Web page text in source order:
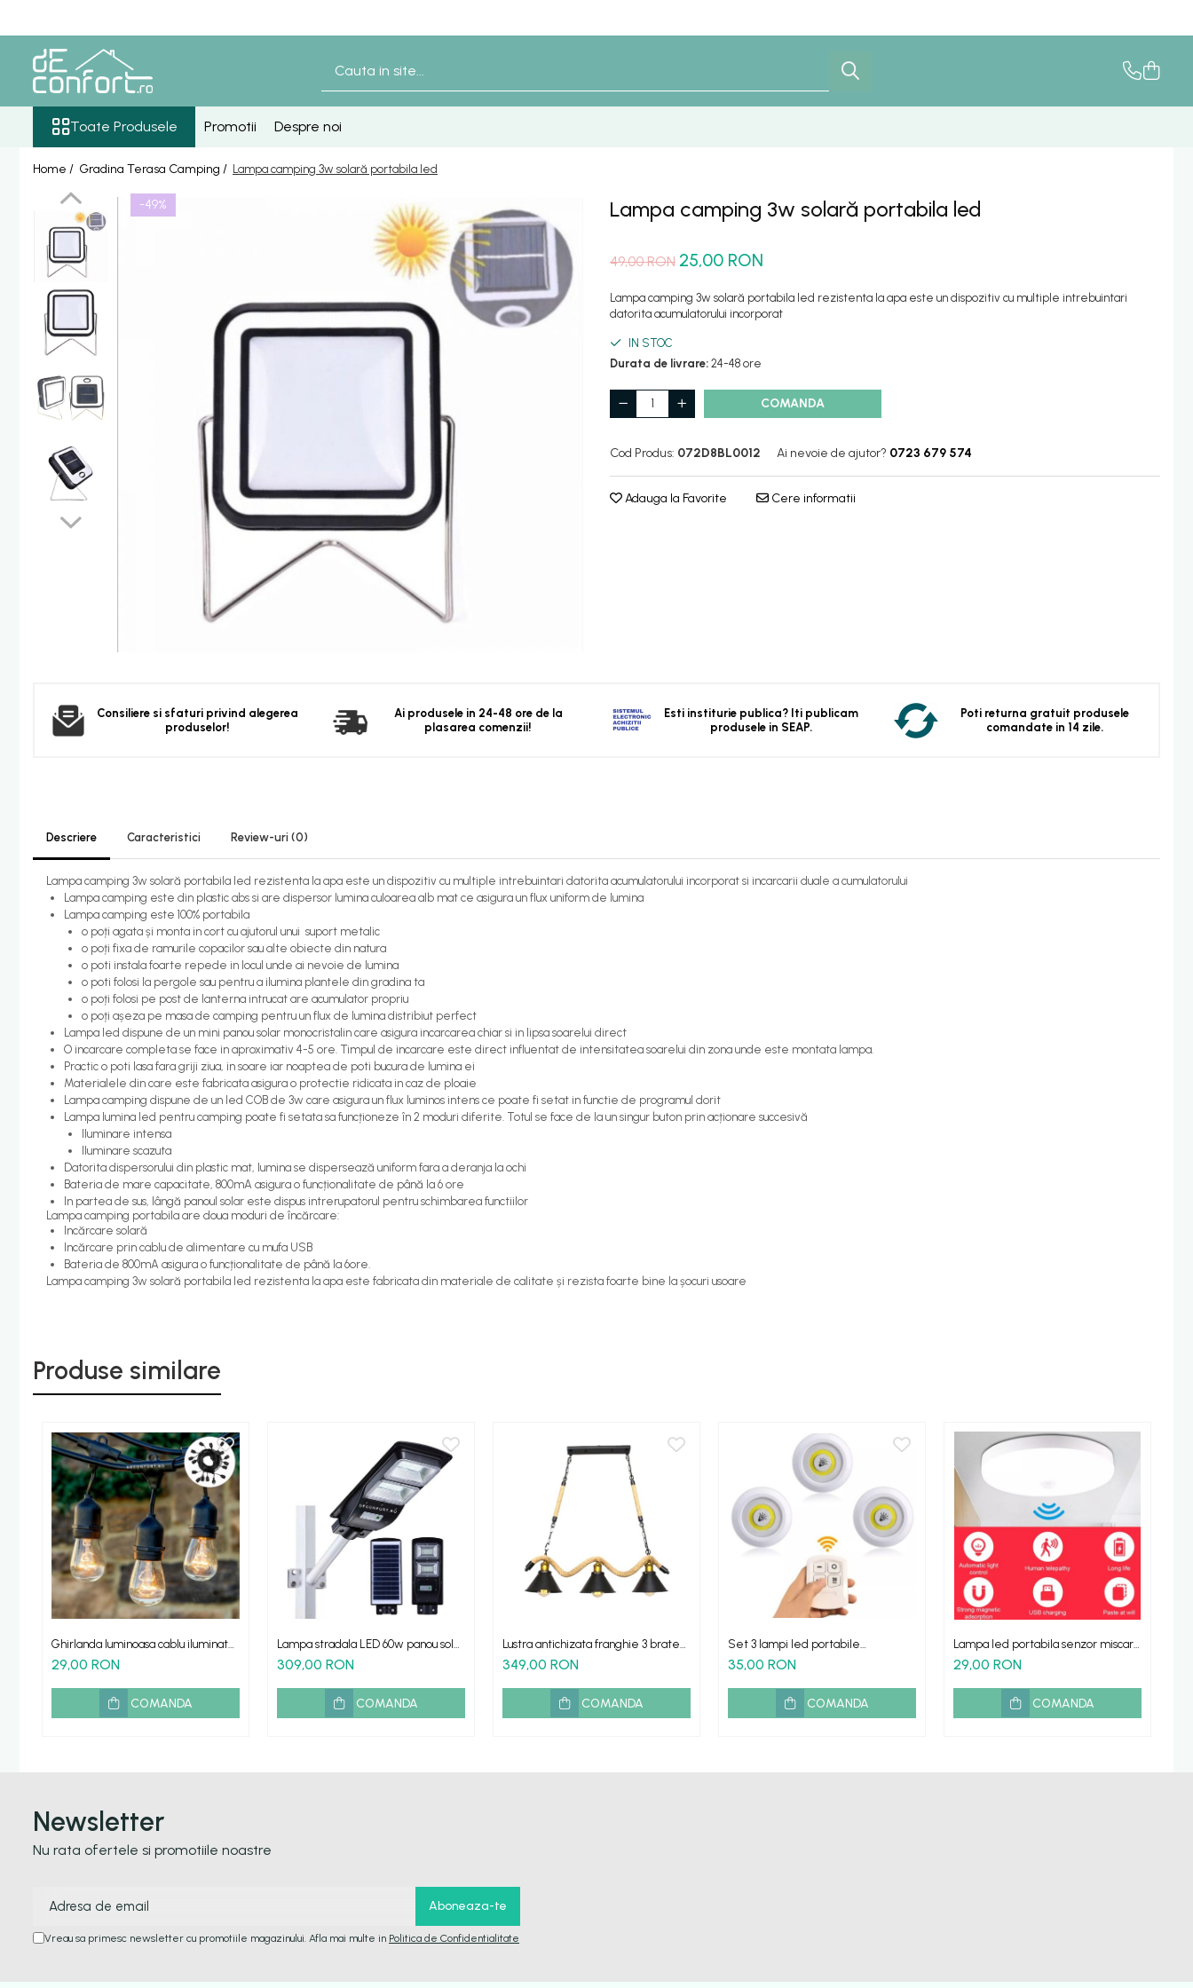
Toate Produsele
Baterii Sanitare
Senzori lavoar - pisoar
Baterie lavoar senzor
Baterie pisoar senzor
Accesorii baterii senzor
Baterii bronz antic
Baterie retro blat
Baterie bronz lavoar
Baterie bronz perete
Baterii lavoar
Baterie Bucatarie
Componente Dus
Furtun dus
Set dus complet echipat
Suport prindere para dus
Baterie salon
Baterii bideu
Dispensere sapun lichid
Corpuri Iluminat
Incalzire
Calorifere electrice
Uscatoare senzor
Uscatoare de maini
Uscatoare tip Hotel
Instalatii sanitare - termice
Filtre apa
Racorduri alimentare
Robinet coltar
Organizare baie
Accesorii baie cromate
Bara sprijin - dizabilitati
Etajere - Rafturi baie
Perii toaleta
Sifoane evacuare
Evacuare cada-dus
HOME & DECO
Accesorii bucatarie
Improspatare aer
Gradina Terasa Camping
Accesorii camping gaz
Iluminat gradina camping
Toate Produsele Promotii Despre noi
Home / Gradina Terasa Camping / Lampa camping 3w solară portabila led
Lampa camping 3w solară portabila led
-49%
49,00 RON 25,00 RON
Lampa camping 3w solară portabila led rezistenta la apa este un dispozitiv cu multiple intrebuintari
datorita acumulatorului incorporat
IN STOC
Durata de livrare: 24-48 ore
COMANDA
Cod Produs: 072D8BL0012 Ai nevoie de ajutor? 0723 679 574
Adauga la Favorite Cere informatii
Consiliere si sfaturi privind alegerea
produselor!
Ai produsele in 24-48 ore de la
plasarea comenzii!
Esti institurie publica? Iti publicam
produsele in SEAP.
Poti returna gratuit produsele
comandate in 14 zile.
Descriere Caracteristici Review-uri (0)
Lampa camping 3w solară portabila led rezistenta la apa este un dispozitiv cu multiple intrebuintari datorita acumulatorului incorporat si incarcarii duale a cumulatorului
Lampa camping este din plastic abs si are dispersor lumina culoarea alb mat ce asigura un flux uniform de lumina
Lampa camping este 100% portabila
o poți agata și monta in cort cu ajutorul unui suport metalic
o poți fixa de ramurile copacilor sau alte obiecte din natura
o poti instala foarte repede in locul unde ai nevoie de lumina
o poti folosi la pergole sau pentru a ilumina plantele din gradina ta
o poți folosi pe post de lanterna intrucat are acumulator propriu
o poți așeza pe masa de camping pentru un flux de lumina distribiut perfect
Lampa led dispune de un mini panou solar monocristalin care asigura incarcarea chiar si in lipsa soarelui direct
O incarcare completa se face in aproximativ 4-5 ore. Timpul de incarcare este direct influentat de intensitatea soarelui din zona unde este montata lampa.
Practic o poti lasa fara griji ziua, in soare iar noaptea de poti bucura de lumina ei
Materialele din care este fabricata asigura o protectie ridicata in caz de ploaie
Lampa camping dispune de un led COB de 3w care asigura un flux luminos intens ce poate fi setat in functie de programul dorit
Lampa lumina led pentru camping poate fi setata sa funcționeze în 2 moduri diferite. Totul se face de la un singur buton prin acționare succesivă
Iluminare intensa
Iluminare scazuta
Datorita dispersorului din plastic mat, lumina se dispersează uniform fara a deranja la ochi
Bateria de mare capacitate, 800mA asigura o funcționalitate de până la 6 ore
In partea de sus, lângă panoul solar este dispus intrerupatorul pentru schimbarea functiilor
Lampa camping portabila are doua moduri de încărcare:
Incărcare solară
Incărcare prin cablu de alimentare cu mufa USB
Bateria de 800mA asigura o funcționalitate de până la 6ore.
Lampa camping 3w solară portabila led rezistenta la apa este fabricata din materiale de calitate și rezista foarte bine la șocuri usoare
Produse similare
Ghirlanda luminoasa cablu iluminat
led exterior
29,00 RON
COMANDA
Lampa stradala LED 60w panou solar
incarcare cu senzor lumina
309,00 RON
COMANDA
Lustra antichizata franghie 3 brate
sfoara lant
349,00 RON
COMANDA
Set 3 lampi led portabile
telecomanda inclusa
35,00 RON
COMANDA
Lampa led portabila senzor miscare
alimentare USB
29,00 RON
COMANDA
Newsletter
Nu rata ofertele si promotiile noastre
Vreau sa primesc newsletter cu promotiile magazinului. Afla mai multe in Politica de Confidentialitate